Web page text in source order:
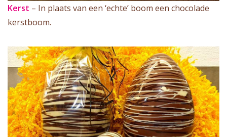
Kerst – In plaats van een ‘echte’ boom een chocolade
kerstboom.